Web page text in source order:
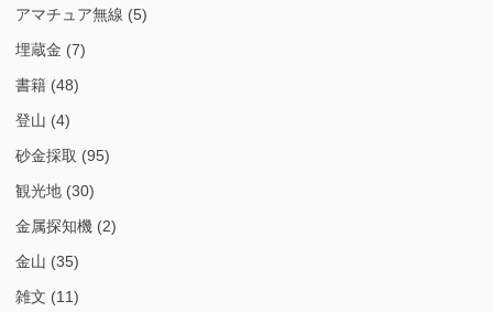
アマチュア無線 (5)
埋蔵金 (7)
書籍 (48)
登山 (4)
砂金採取 (95)
観光地 (30)
金属探知機 (2)
金山 (35)
雑文 (11)